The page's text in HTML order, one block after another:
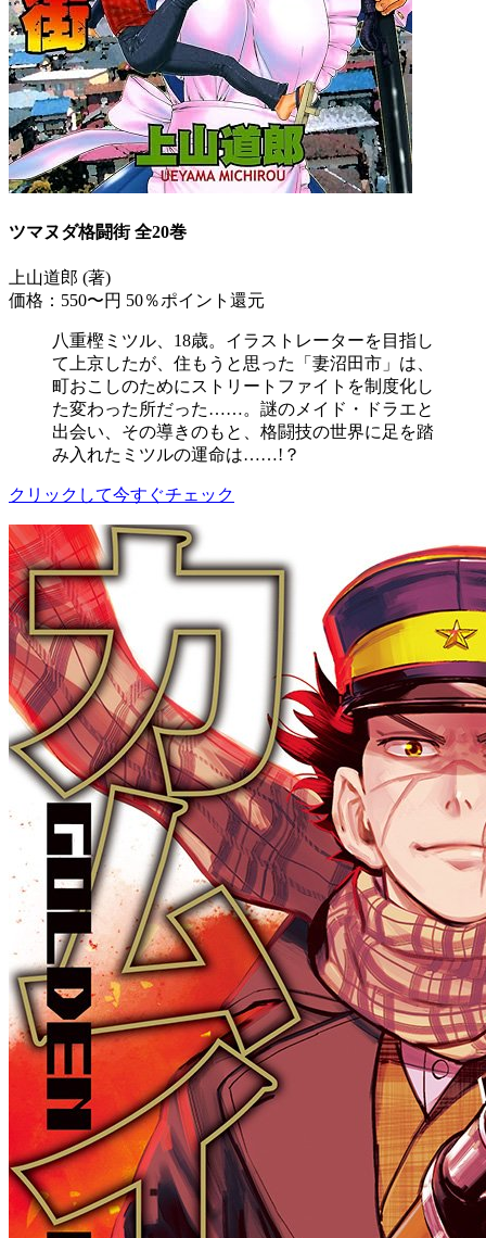
ツマヌダ格闘街 全20巻
上山道郎 (著)
価格：550〜円 50％ポイント還元
八重樫ミツル、18歳。イラストレーターを目指し
て上京したが、住もうと思った「妻沼田市」は、
町おこしのためにストリートファイトを制度化し
た変わった所だった……。謎のメイド・ドラエと
出会い、その導きのもと、格闘技の世界に足を踏
み入れたミツルの運命は……!？
クリックして今すぐチェック